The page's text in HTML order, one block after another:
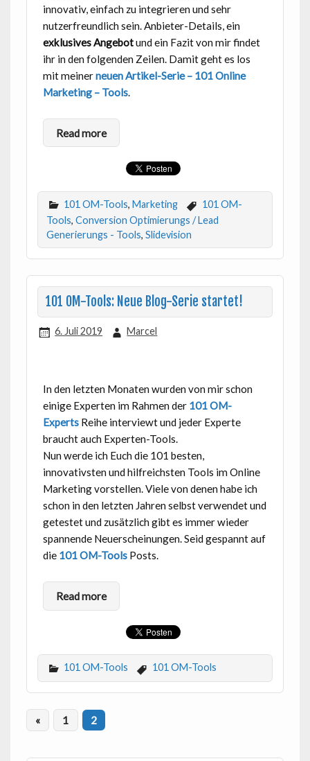
innovativ, einfach zu integrieren und sehr
nutzerfreundlich sein. Anbieter-Details, ein
exklusives Angebotund ein Fazit von mir findet
ihr in den folgenden Zeilen. Damit geht es los
mit meinerneuen Artikel-Serie – 101 Online
Marketing – Tools.
Read more
101 OM-Tools, Marketing
101 OM-
Tools, Conversion Optimierungs / Lead
Generierungs - Tools, Slidevision
101 OM-Tools: Neue Blog-Serie startet!
6. Juli 2019 Marcel
In den letzten Monaten wurden von mir schon
einige Experten im Rahmen der 101 OM-
ExpertsReihe interviewt und jeder Experte
braucht auch Experten-Tools.
Nun werde ich Euch die 101 besten,
innovativsten und hilfreichsten Tools im Online
Marketing vorstellen. Viele von denen habe ich
schon in den letzten Jahren selbst verwendet und
getestet und zusätzlich gibt es immer wieder
spannende Neuerscheinungen. Seid gespannt auf
die 101 OM-ToolsPosts.
Read more
101 OM-Tools 101 OM-Tools
« 1 2